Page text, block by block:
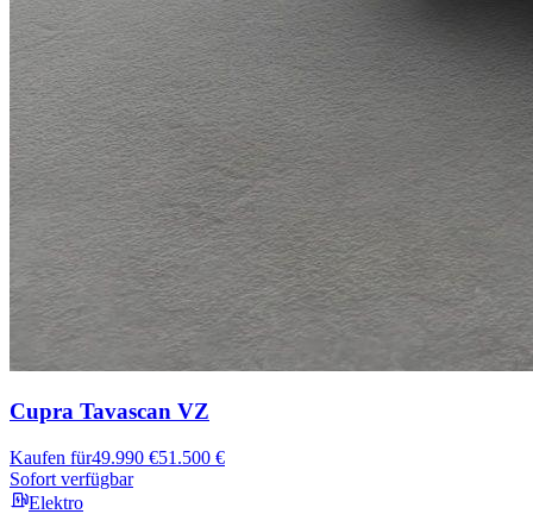
Cupra Tavascan VZ
Kaufen für49.990 €51.500 €
Sofort verfügbar
Elektro